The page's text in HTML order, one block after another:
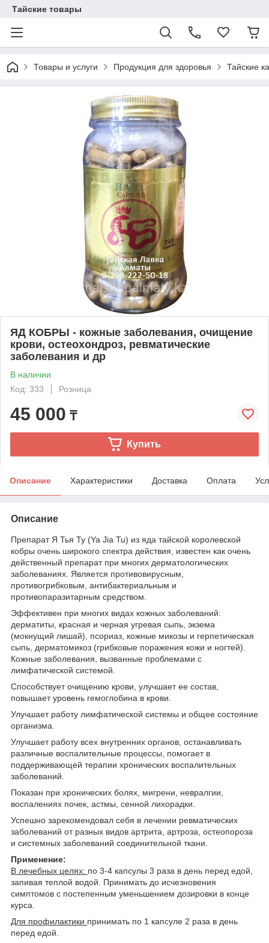
Тайские товары
Товары и услуги Продукция для здоровья Тайские
ЯД КОБРЫ - кожные заболевания, очищение
крови, остеохондроз, ревматические
заболевания и др
В наличии
Код: 333
Розница
45 000 ₸
Купить
Описание Характеристики Доставка Оплата
Описание
Препарат Я Тья Ту (Ya Jia Tu) из яда тайской королевской
кобры очень широкого спектра действия, известен как очень
действенный препарат при многих дерматологических
заболеваниях. Является противовирусным,
противогрибковым, антибактериальным и
противопаразитарным средством.
Эффективен при многих видах кожных заболеваний:
дерматиты, красная и черная угревая сыпь, экзема
(мокнущий лишай), псориаз, кожные микозы и герпетическая
сыпь, дерматомикоз (грибковые поражения кожи и ногтей).
Кожные заболевания, вызванные проблемами с
лимфатической системой.
Способствует очищению крови, улучшает ее состав,
повышает уровень гемоглобина в крови.
Улучшает работу лимфатической системы и общее состояние
организма.
Улучшает работу всех внутренних органов, останавливать
различные воспалительные процессы, помогает в
поддерживающей терапии хронических воспалительных
заболеваний.
Показан при хронических болях, мигрени, невралгии,
воспалениях почек, астмы, сенной лихорадки.
Успешно зарекомендовал себя в лечении ревматических
заболеваний от разных видов артрита, артроза, остеопороза
и системных заболеваний соединительной ткани.
Применение:
В лечебных целях: по 3-4 капсулы 3 раза в день перед едой,
запивая теплой водой. Принимать до исчезновения
симптомов с постепенным уменьшением дозировки в конце
курса.
Для профилактики принимать по 1 капсуле 2 раза в день
перед едой.